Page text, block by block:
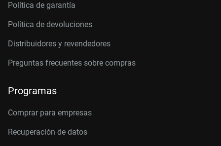
Política de garantía
Política de devoluciones
Distribuidores y revendedores
Preguntas frecuentes sobre compras
Programas
Comprar para empresas
Recuperación de datos